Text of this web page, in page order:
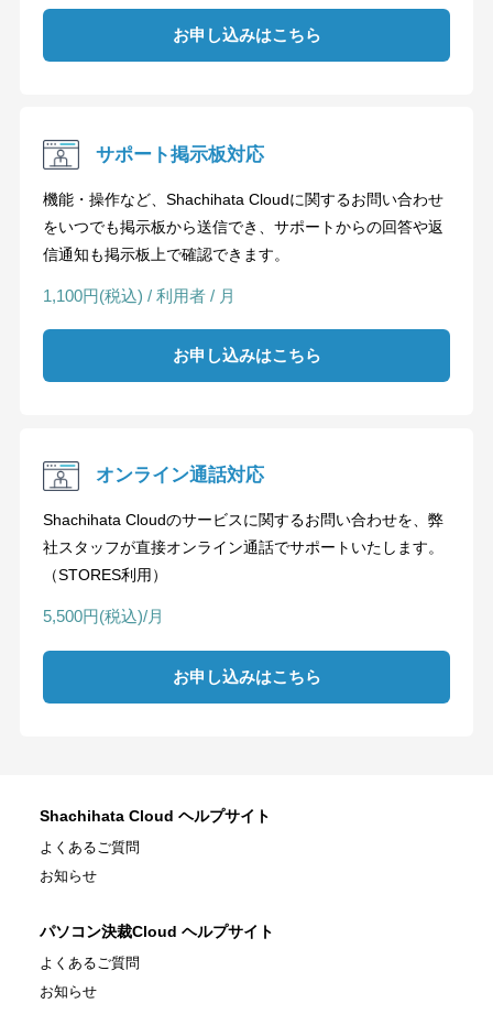
お申し込みはこちら
サポート掲示板対応
機能・操作など、Shachihata Cloudに関するお問い合わせ
をいつでも掲示板から送信でき、サポートからの回答や返
信通知も掲示板上で確認できます。
1,100円(税込) / 利用者 / 月
お申し込みはこちら
オンライン通話対応
Shachihata Cloudのサービスに関するお問い合わせを、弊
社スタッフが直接オンライン通話でサポートいたします。
（STORES利用）
5,500円(税込)/月
お申し込みはこちら
Shachihata Cloud ヘルプサイト
よくあるご質問
お知らせ
パソコン決裁Cloud ヘルプサイト
よくあるご質問
お知らせ